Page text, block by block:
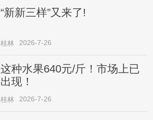
“新新三样”又来了!
桂林 2026-7-26
这种水果640元/斤！市场上已
出现！
桂林 2026-7-26